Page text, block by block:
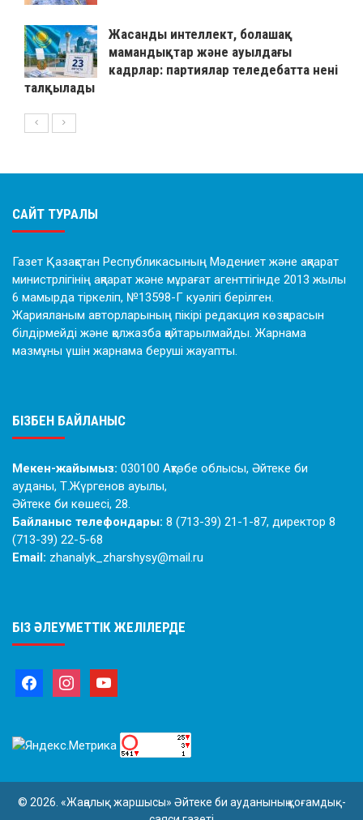
Жасанды интеллект, болашақ
мамандықтар және ауылдағы
кадрлар: партиялар теледебатта нені
талқылады
САЙТ ТУРАЛЫ
Газет Қазақстан Республикасының Мәдениет және ақпарат
министрлігінің ақпарат және мұрағат агенттігінде 2013 жылы
6 мамырда тіркеліп, №13598-Г куәлігі берілген.
Жарияланым авторларының пікірі редакция көзқарасын
білдірмейді және қолжазба қайтарылмайды. Жарнама
мазмұны үшін жарнама беруші жауапты.
БІЗБЕН БАЙЛАНЫС
Мекен-жайымыз: 030100 Ақтөбе облысы, Әйтеке би
ауданы, Т.Жүргенов ауылы,
Әйтеке би көшесі, 28.
Байланыс телефондары: 8 (713-39) 21-1-87, директор 8
(713-39) 22-5-68
Email: zhanalyk_zharshysy@mail.ru
БІЗ ӘЛЕУМЕТТІК ЖЕЛІЛЕРДЕ
© 2026. «Жаңалық жаршысы» Әйтеке би ауданының қоғамдық-